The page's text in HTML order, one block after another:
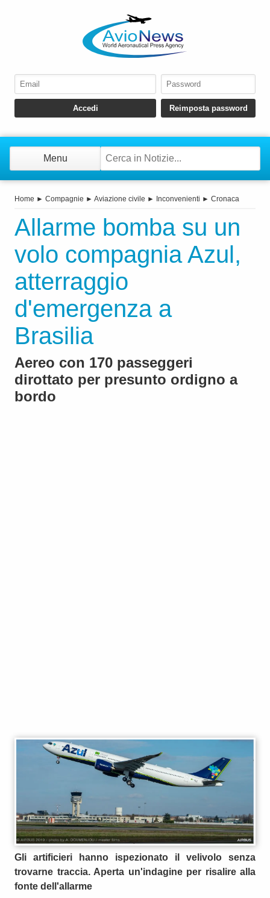
Menu
Home ► Compagnie ► Aviazione civile ► Inconvenienti ► Cronaca
Allarme bomba su un
volo compagnia Azul,
atterraggio
d'emergenza a
Brasilia
Aereo con 170 passeggeri
dirottato per presunto ordigno a
bordo
Gli artificieri hanno ispezionato il velivolo senza
trovarne traccia. Aperta un'indagine per risalire alla
fonte dell'allarme